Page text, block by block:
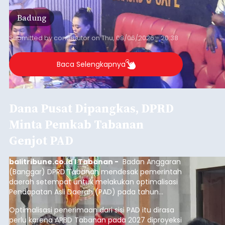
Badung
Submitted bycontributoronThu, 08/06/2026 - 20:38
Baca Selengkapnya
Dana Pusat Dipangkas, DPRD
Minta Pemkab Tabanan
Genjot PAD
balitribune.co.id I Tabanan - Badan Anggaran
(Banggar) DPRD Tabanan mendesak pemerintah
daerah setempat untuk melakukan optimalisasi
Pendapatan Asli Daerah (PAD) pada tahun
anggaran 2027.
Optimalisasi penerimaan dari sisi PAD itu dirasa
perlu karena APBD Tabanan pada 2027 diproyeksi